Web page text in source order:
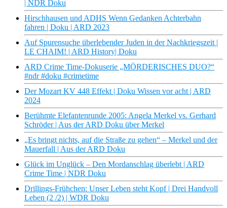
| NDR Doku
Hirschhausen und ADHS Wenn Gedanken Achterbahn
fahren | Doku | ARD 2023
Auf Spurensuche überlebender Juden in der Nachkriegszeit |
LE CHAIM! | ARD History| Doku
ARD Crime Time-Dokuserie „MÖRDERISCHES DUO?“
#ndr #doku #crimetime
Der Mozart KV 448 Effekt | Doku Wissen vor acht | ARD
2024
Berühmte Elefantenrunde 2005: Angela Merkel vs. Gerhard
Schröder | Aus der ARD Doku über Merkel
„Es bringt nichts, auf die Straße zu gehen“ – Merkel und der
Mauerfall | Aus der ARD Doku
Glück im Unglück – Den Mordanschlag überlebt | ARD
Crime Time | NDR Doku
Drillings-Frühchen: Unser Leben steht Kopf | Drei Handvoll
Leben (2 /2) | WDR Doku